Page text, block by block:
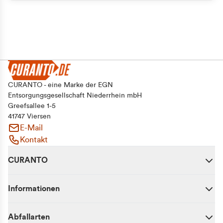
CURANTO - eine Marke der EGN
Entsorgungsgesellschaft Niederrhein mbH
Greefsallee 1-5
41747 Viersen
E-Mail
Kontakt
CURANTO
Informationen
Abfallarten